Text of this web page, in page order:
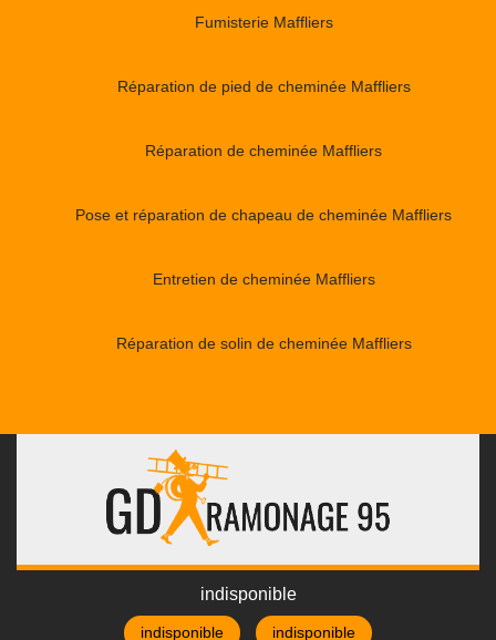
Fumisterie Maffliers
Réparation de pied de cheminée Maffliers
Réparation de cheminée Maffliers
Pose et réparation de chapeau de cheminée Maffliers
Entretien de cheminée Maffliers
Réparation de solin de cheminée Maffliers
indisponible
indisponible indisponible